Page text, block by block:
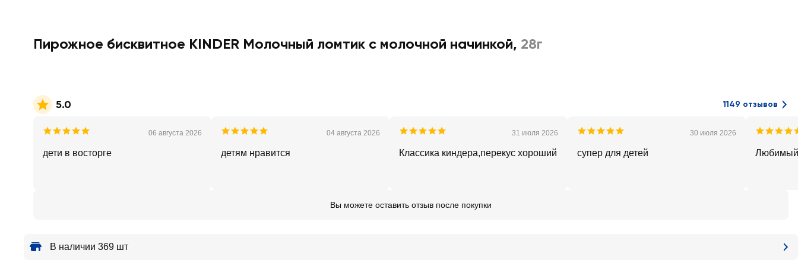
Пирожное бисквитное KINDER Молочный ломтик с молочной начинкой, 28г
5.0 1149 отзывов
06 августа 2026
дети в восторге
04 августа 2026
детям нравится
31 июля 2026
Классика киндера,перекус хороший
30 июля 2026
супер для детей Любимый
Вы можете оставить отзыв после покупки
В наличии 369 шт